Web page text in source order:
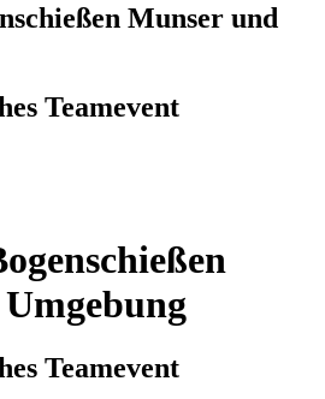
Munser und
Teamevent
Teamevent